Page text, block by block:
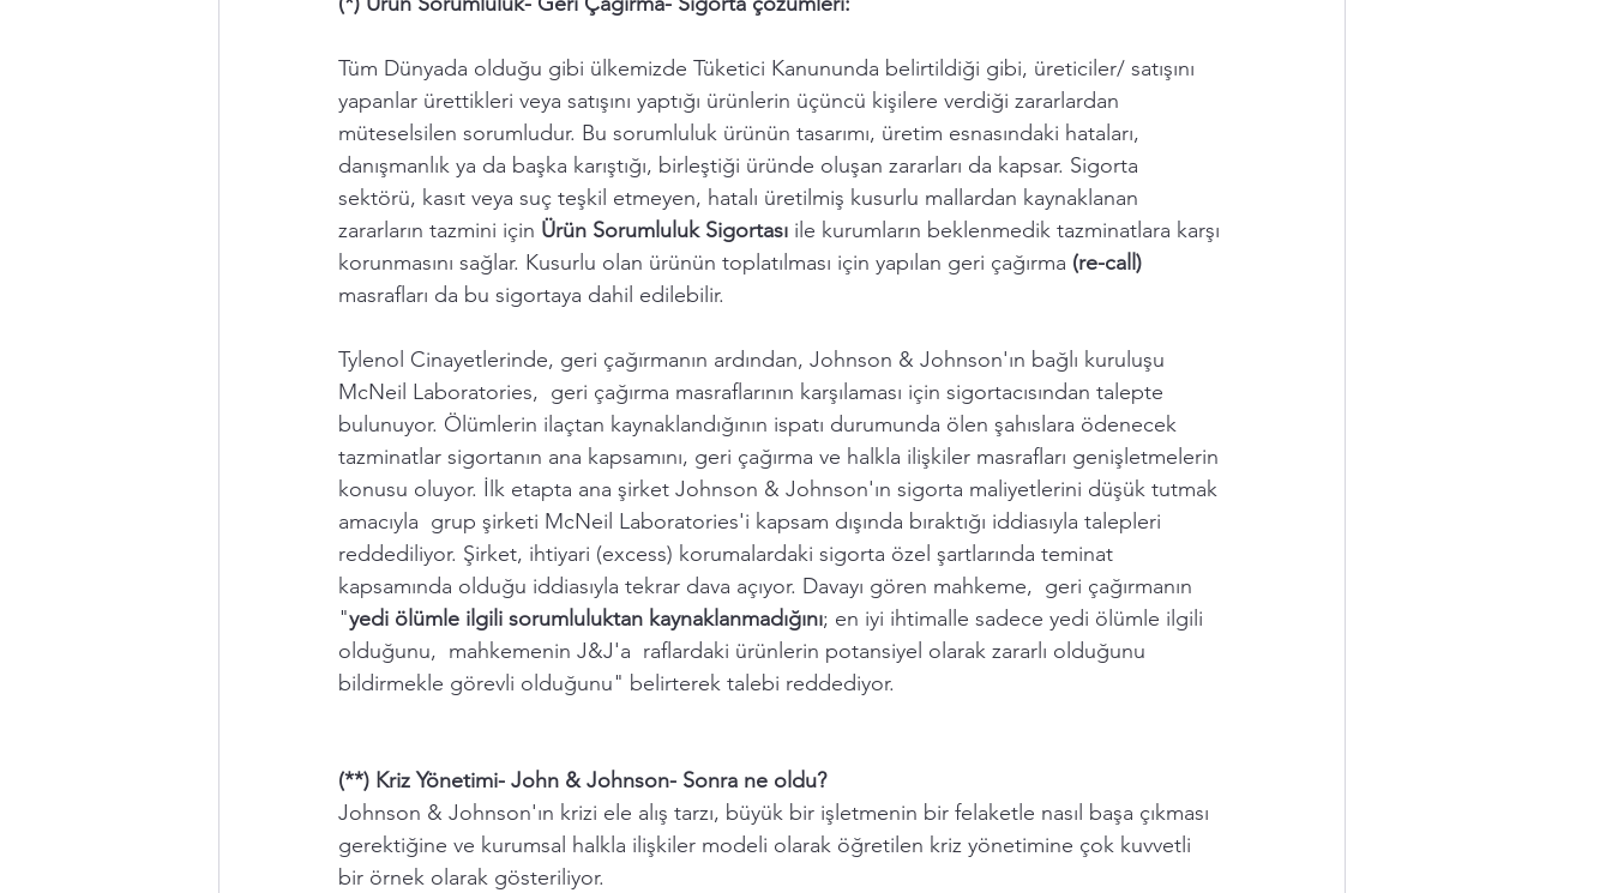
Tüm Dünyada olduğu gibi ülkemizde Tüketici Kanununda belirtildiği gibi, üreticiler/ satışını
yapanlar ürettikleri veya satışını yaptığı ürünlerin üçüncü kişilere verdiği zararlardan
müteselsilen sorumludur. Bu sorumluluk ürünün tasarımı, üretim esnasındaki hataları,
danışmanlık ya da başka karıştığı, birleştiği üründe oluşan zararları da kapsar. Sigorta
sektörü, kasıt veya suç teşkil etmeyen, hatalı üretilmiş kusurlu mallardan kaynaklanan
zararların tazmini için Ürün Sorumluluk Sigortası ile kurumların beklenmedik tazminatlara karşı
korunmasını sağlar. Kusurlu olan ürünün toplatılması için yapılan geri çağırma (re-call)
masrafları da bu sigortaya dahil edilebilir.
Tylenol Cinayetlerinde, geri çağırmanın ardından, Johnson & Johnson'ın bağlı kuruluşu
McNeil Laboratories,  geri çağırma masraflarının karşılaması için sigortacısından talepte
bulunuyor. Ölümlerin ilaçtan kaynaklandığının ispatı durumunda ölen şahıslara ödenecek
tazminatlar sigortanın ana kapsamını, geri çağırma ve halkla ilişkiler masrafları genişletmelerin
konusu oluyor. İlk etapta ana şirket Johnson & Johnson'ın sigorta maliyetlerini düşük tutmak
amacıyla  grup şirketi McNeil Laboratories'i kapsam dışında bıraktığı iddiasıyla talepleri
reddediliyor. Şirket, ihtiyari (excess) korumalardaki sigorta özel şartlarında teminat
kapsamında olduğu iddiasıyla tekrar dava açıyor. Davayı gören mahkeme,  geri çağırmanın
"yedi ölümle ilgili sorumluluktan kaynaklanmadığını; en iyi ihtimalle sadece yedi ölümle ilgili
olduğunu,  mahkemenin J&J'a  raflardaki ürünlerin potansiyel olarak zararlı olduğunu
bildirmekle görevli olduğunu" belirterek talebi reddediyor.
(**) Kriz Yönetimi- John & Johnson- Sonra ne oldu?
Johnson & Johnson'ın krizi ele alış tarzı, büyük bir işletmenin bir felaketle nasıl başa çıkması
gerektiğine ve kurumsal halkla ilişkiler modeli olarak öğretilen kriz yönetimine çok kuvvetli
bir örnek olarak gösteriliyor.